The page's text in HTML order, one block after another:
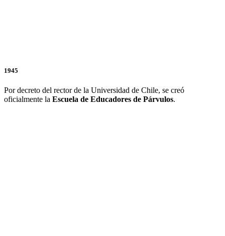
1945
Por decreto del rector de la Universidad de Chile, se creó
oficialmente la Escuela de Educadores de Párvulos.